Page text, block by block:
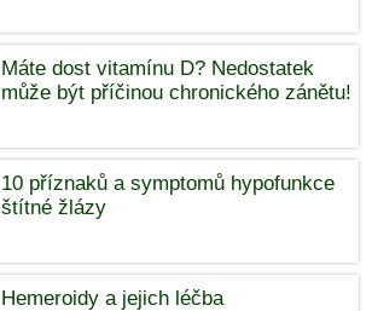
Máte dost vitamínu D? Nedostatek
může být příčinou chronického zánětu!
10 příznaků a symptomů hypofunkce
štítné žlázy
Hemeroidy a jejich léčba